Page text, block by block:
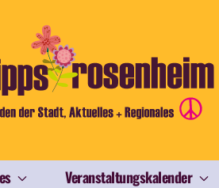
Veranstaltungskalender